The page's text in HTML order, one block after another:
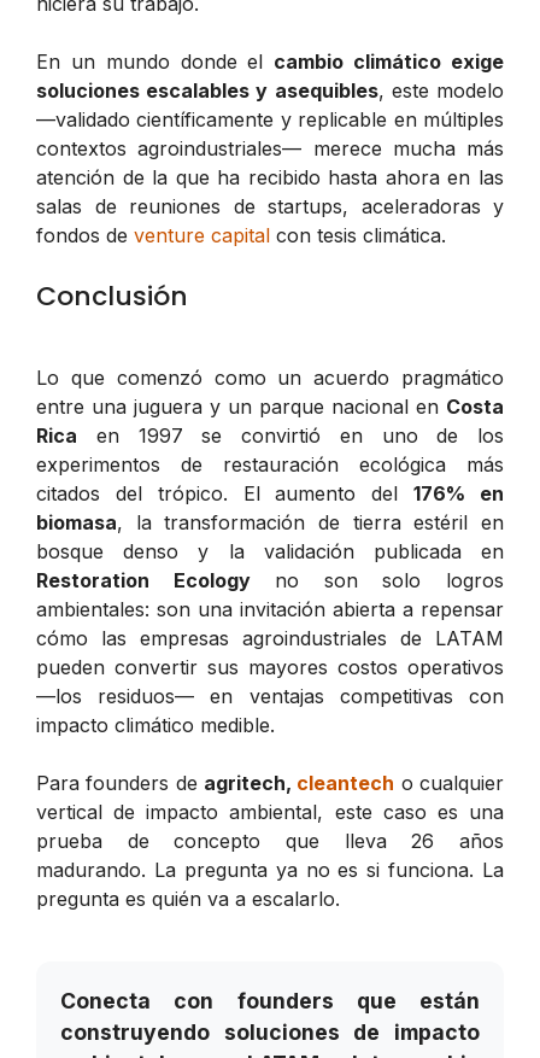
En un mundo donde el cambio climático exige
soluciones escalables y asequibles, este modelo
—validado científicamente y replicable en múltiples
contextos agroindustriales— merece mucha más
atención de la que ha recibido hasta ahora en las
salas de reuniones de startups, aceleradoras y
fondos de venture capital con tesis climática.
Conclusión
Lo que comenzó como un acuerdo pragmático
entre una juguera y un parque nacional en Costa
Rica en 1997 se convirtió en uno de los
experimentos de restauración ecológica más
citados del trópico. El aumento del176% en
biomasa, la transformación de tierra estéril en
bosque denso y la validación publicada en
Restoration Ecologyno son solo logros
ambientales: son una invitación abierta a repensar
cómo las empresas agroindustriales de LATAM
pueden convertir sus mayores costos operativos
—los residuos— en ventajas competitivas con
impacto climático medible.
Para founders de agritech, cleantech o cualquier
vertical de impacto ambiental, este caso es una
prueba de concepto que lleva 26 años
madurando. La pregunta ya no es si funciona. La
pregunta es quién va a escalarlo.
Conecta con founders que están
construyendo soluciones de impacto